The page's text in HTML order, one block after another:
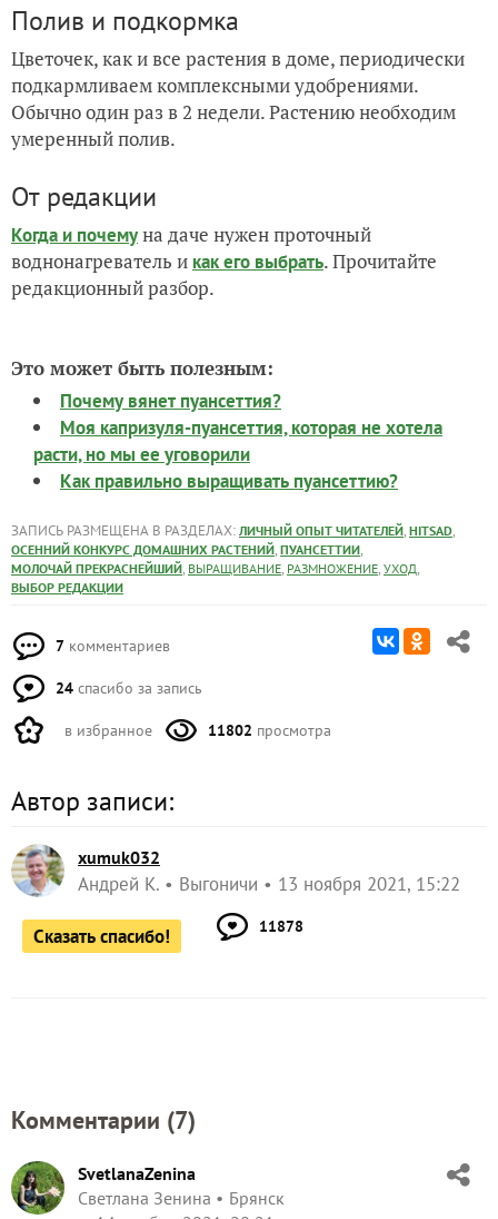
Полив и подкормка
Цветочек, как и все растения в доме, периодически
подкармливаем комплексными удобрениями.
Обычно один раз в 2 недели. Растению необходим
умеренный полив.
От редакции
Когда и почемуна даче нужен проточный
воднонагреватель и как его выбрать. Прочитайте
редакционный разбор.
Это может быть полезным:
Почему вянет пуансеттия?
Моя капризуля-пуансеттия, которая не хотела
расти, но мы ее уговорили
Как правильно выращивать пуансеттию?
ЗАПИСЬ РАЗМЕЩЕНА В РАЗДЕЛАХ: ЛИЧНЫЙ ОПЫТ ЧИТАТЕЛЕЙ, HITSAD,
ОСЕННИЙ КОНКУРС ДОМАШНИХ РАСТЕНИЙ, ПУАНСЕТТИИ,
МОЛОЧАЙ ПРЕКРАСНЕЙШИЙ, ВЫРАЩИВАНИЕ, РАЗМНОЖЕНИЕ, УХОД,
ВЫБОР РЕДАКЦИИ
7 комментариев
24 спасибо за запись
в избранное 11802 просмотра
Автор записи:
xumuk032
Андрей К. Выгоничи 13 ноября 2021, 15:22
Сказать спасибо! 11878
Комментарии (7)
SvetlanaZenina
Светлана Зенина
Брянск